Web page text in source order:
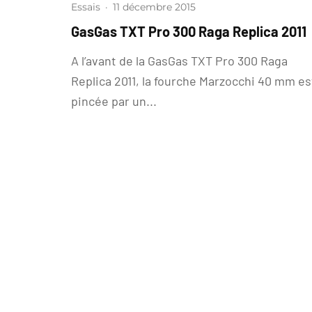
Essais · 11 décembre 2015
GasGas TXT Pro 300 Raga Replica 2011
A l’avant de la GasGas TXT Pro 300 Raga
Replica 2011, la fourche Marzocchi 40 mm
pincée par un...